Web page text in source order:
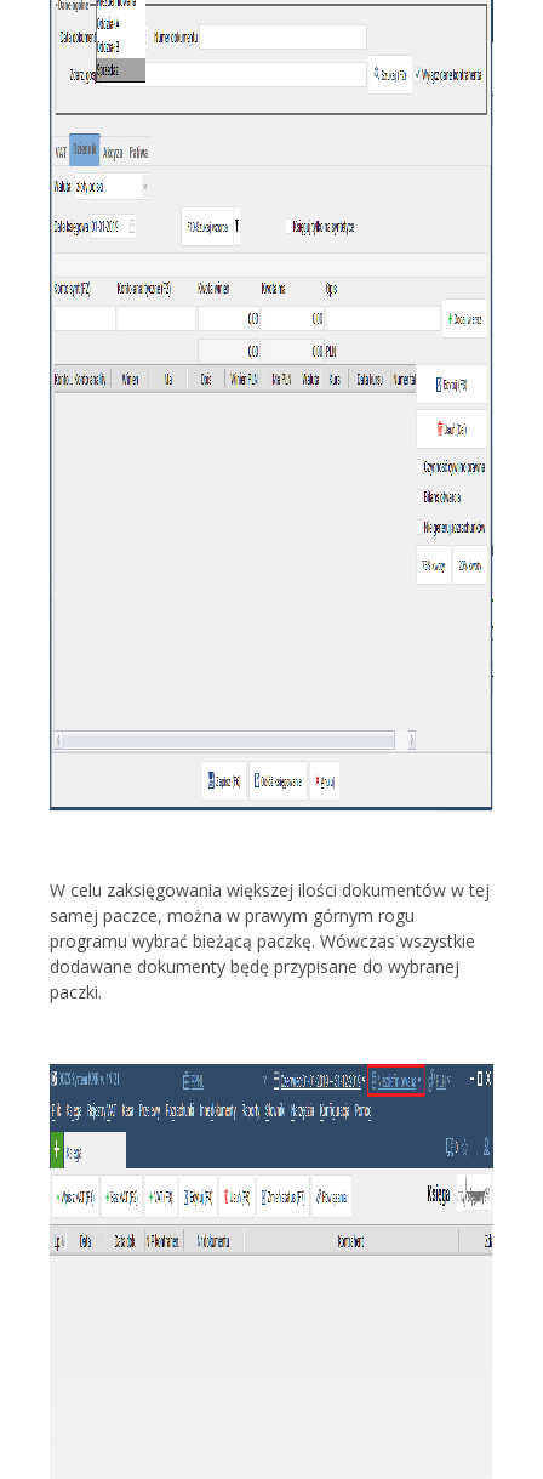
W celu zaksięgowania większej ilości dokumentów w tej
samej paczce, można w prawym górnym rogu
programu wybrać bieżącą paczkę. Wówczas wszystkie
dodawane dokumenty będę przypisane do wybranej
paczki.